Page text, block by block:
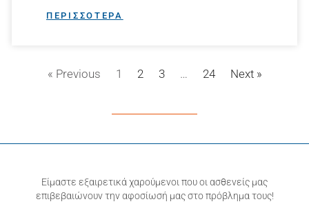
ΠΕΡΙΣΣΟΤΕΡΑ
« Previous 1 2 3 … 24 Next »
Είμαστε εξαιρετικά χαρούμενοι που οι ασθενείς μας
επιβεβαιώνουν την αφοσίωσή μας στο πρόβλημα τους!